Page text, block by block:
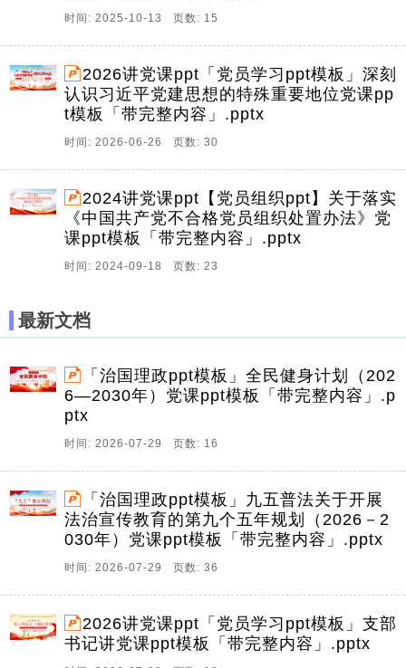
时间: 2025-10-13 页数: 15
2026讲党课ppt「党员学习ppt模板」深刻
认识习近平党建思想的特殊重要地位党课pp
t模板「带完整内容」.pptx
时间: 2026-06-26 页数: 30
2024讲党课ppt【党员组织ppt】关于落实
《中国共产党不合格党员组织处置办法》党
课ppt模板「带完整内容」.pptx
时间: 2024-09-18 页数: 23
最新文档
「治国理政ppt模板」全民健身计划（202
6—2030年）党课ppt模板「带完整内容」.p
ptx
时间: 2026-07-29 页数: 16
「治国理政ppt模板」九五普法关于开展
法治宣传教育的第九个五年规划（2026－2
030年）党课ppt模板「带完整内容」.pptx
时间: 2026-07-29 页数: 36
2026讲党课ppt「党员学习ppt模板」支部
书记讲党课ppt模板「带完整内容」.pptx